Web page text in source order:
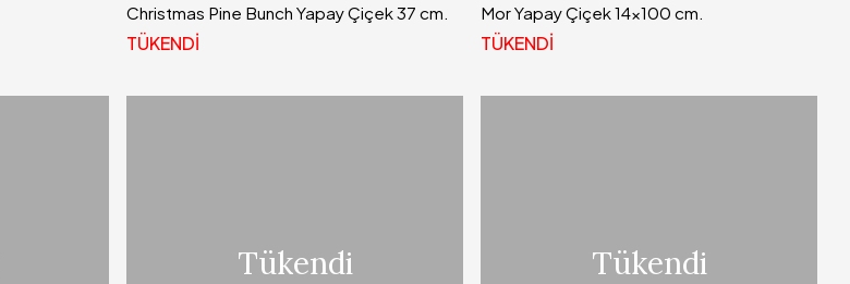
Christmas Pine Bunch Yapay Çiçek 37 cm.
TÜKENDİ
Mor Yapay Çiçek 14x100 cm.
TÜKENDİ
Tükendi Tükendi